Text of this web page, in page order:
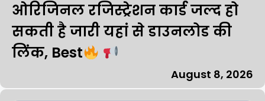
ओरिजिनल रजिस्ट्रेशन कार्ड जल्द हो
सकती है जारी यहां से डाउनलोड की
लिंक, Best
August 8, 2026